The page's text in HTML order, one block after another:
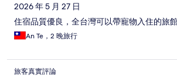
2026 年 5 月 27 日
住宿品質優良，全台灣可以帶寵物入住的旅館
An Te，2 晚旅行
旅客真實評論